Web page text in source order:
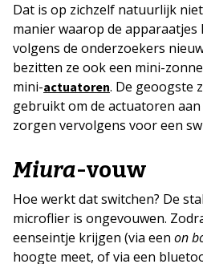
Dat is op zichzelf natuurlijk
manier waarop de apparaatjes
volgens de onderzoekers
bezitten ze ook een mini-
mini-actuatoren. De geoogste
gebruikt om de actuatoren
zorgen vervolgens voor een
Miura-vouw
Hoe werkt dat switchen? De
microflier is ongevouwen.
eenseintje krijgen (via een on
hoogte meet, of via een